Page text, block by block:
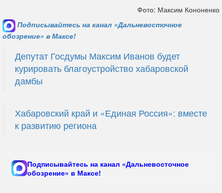
Фото: Максим Кононенко
Подписывайтесь на канал «Дальневосточное
обозрение» в Максе!
Депутат Госдумы Максим Иванов будет
курировать благоустройство хабаровской
дамбы
Хабаровский край и «Единая Россия»: вместе
к развитию региона
Подписывайтесь на канал «Дальневосточное
обозрение» в Максе!